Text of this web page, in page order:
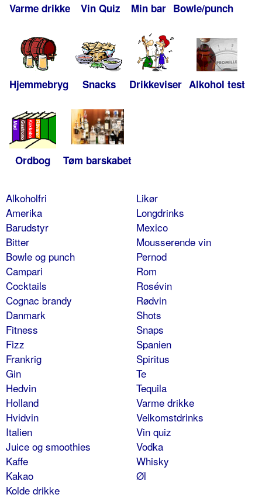
Varme drikke Vin Quiz Min bar Bowle/punch
Hjemmebryg Snacks Drikkeviser Alkohol test
Ordbog Tøm barskabet
Alkoholfri
Amerika
Barudstyr
Bitter
Bowle og punch
Campari
Cocktails
Cognac brandy
Danmark
Fitness
Fizz
Frankrig
Gin
Hedvin
Holland
Hvidvin
Italien
Juice og smoothies
Kaffe
Kakao
Kolde drikke
Likør
Longdrinks
Mexico
Mousserende vin
Pernod
Rom
Rosévin
Rødvin
Shots
Snaps
Spanien
Spiritus
Te
Tequila
Varme drikke
Velkomstdrinks
Vin quiz
Vodka
Whisky
Øl